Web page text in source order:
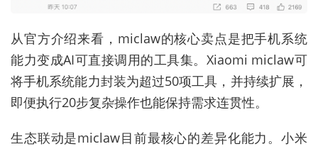
从官方介绍来看，miclaw的核心卖点是把手机系统
能力变成AI可直接调用的工具集。Xiaomi miclaw可
将手机系统能力封装为超过50项工具，并持续扩展，
即便执行20步复杂操作也能保持需求连贯性。
生态联动是miclaw目前最核心的差异化能力。小米